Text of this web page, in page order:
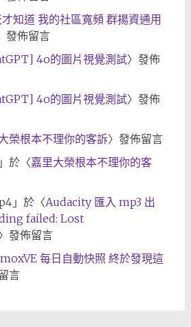
知道 我的社區寬頻 群揚資通用
發佈留言
4o的圖片視覺測試〉發佈
4o的圖片視覺測試〉發佈
榮根本不理你的客訴〉發佈留言
」於〈嘉里大榮根本不理你的客
」於〈Audacity 匯入 mp3 出
failed: Lost
發佈留言
每日自動快照 終於發現這
言